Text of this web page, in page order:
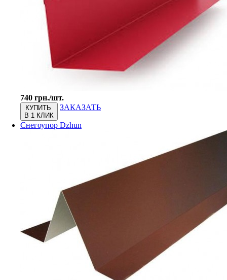
740 грн./шт.
КУПИТЬ
В 1 КЛИК
ЗАКАЗАТЬ
Снегоупор Dzhun